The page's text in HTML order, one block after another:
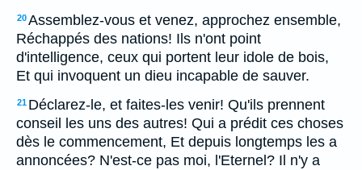
20Assemblez-vous et venez, approchez ensemble,
Réchappés des nations! Ils n'ont point
d'intelligence, ceux qui portent leur idole de bois,
Et qui invoquent un dieu incapable de sauver.
21 Déclarez-le, et faites-les venir! Qu'ils prennent
conseil les uns des autres! Qui a prédit ces choses
dès le commencement, Et depuis longtemps les a
annoncées? N'est-ce pas moi, l'Eternel? Il n'y a